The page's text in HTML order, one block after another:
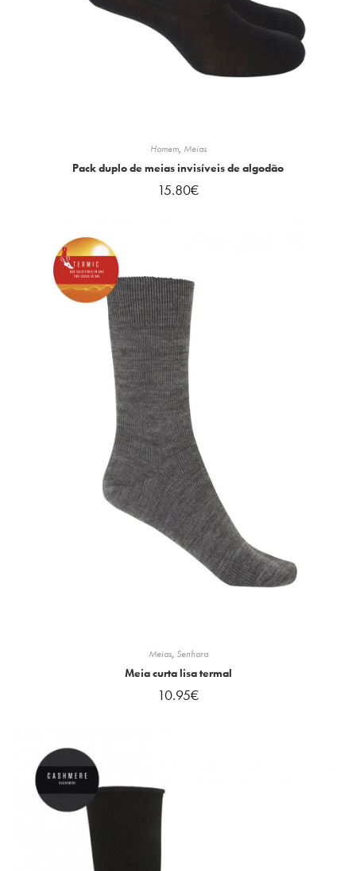
Homem, Meias
Pack duplo de meias invisíveis de algodão
15.80€
Meias, Senhora
Meia curta lisa termal
10.95€